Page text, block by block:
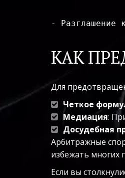
- Разглашение
КАК
Для
Четкое
Медиация:
Досудебная
Арбитражные
избежать многих
Если вы